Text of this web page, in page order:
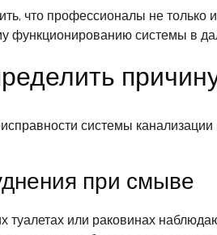
что профессионалы не только
функционированию системы в
системы
при смыве
туалетах или раковинах